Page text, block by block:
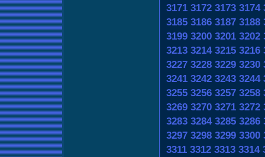
3171 3172 3173 3174
3185 3186 3187 3188
3199 3200 3201 3202
3213 3214 3215 3216
3227 3228 3229 3230
3241 3242 3243 3244
3255 3256 3257 3258
3269 3270 3271 3272
3283 3284 3285 3286
3297 3298 3299 3300
3311 3312 3313 3314